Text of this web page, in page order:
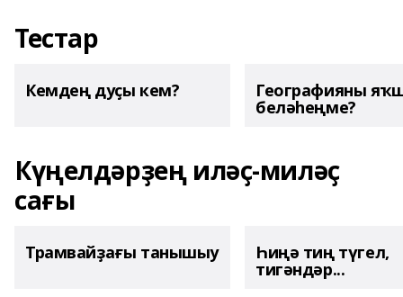
Тестар
Кемдең дуҫы кем? Географияны
беләһеңме?
Күңелдәрҙең иләҫ-миләҫ
сағы
Трамвайҙағы танышыу Һиңә тиң түгел,
тигәндәр...